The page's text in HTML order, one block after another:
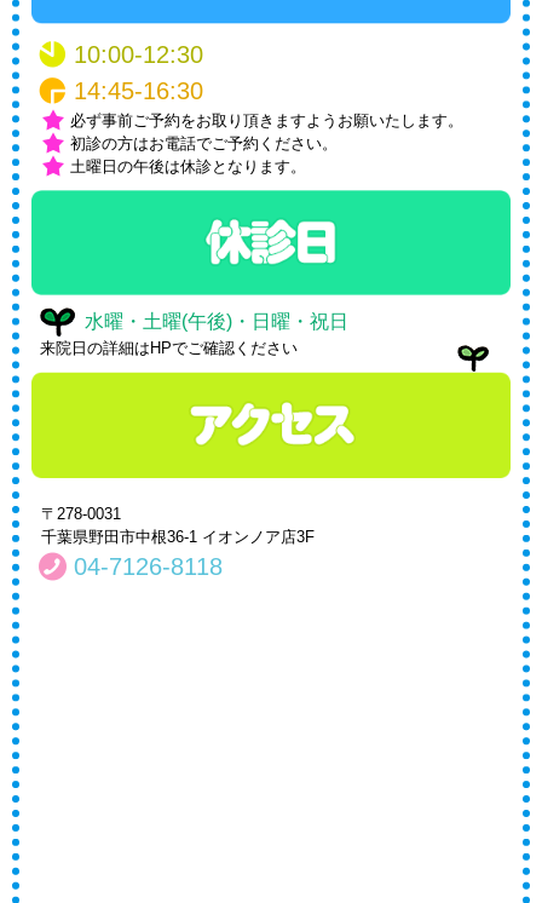
10:00-12:30
14:45-16:30
必ず事前ご予約をお取り頂きますようお願いたします。
初診の方はお電話でご予約ください。
土曜日の午後は休診となります。
水曜・土曜(午後)・日曜・祝日
来院日の詳細はHPでご確認ください
〒278-0031
千葉県野田市中根36-1 イオンノア店3F
04-7126-8118